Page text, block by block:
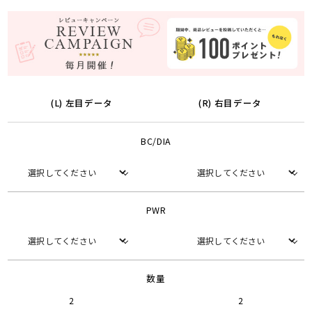
(L) 左目データ (R) 右目データ
BC/DIA
PWR
数量
2 2